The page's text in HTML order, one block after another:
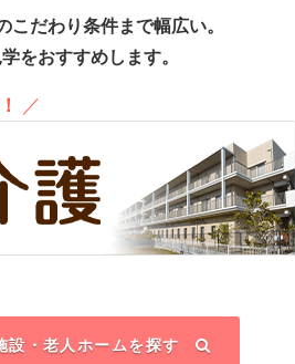
だわり条件まで幅広い。
をおすすめします。
／
設・老人ホームを探す